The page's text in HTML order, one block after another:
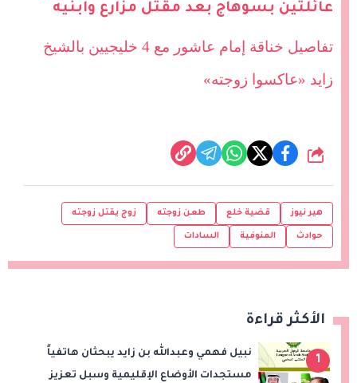
عائلتين بسوهاج بعد مقتل مزارع وابنيه
تفاصيل خناقة إمام عاشور مع 4 خليجيين بالشيخ
زايد «عاكسوا زوجته»
شارك
هير نيوز قضية خلع طعن زوجته زوج يقتل زوجته
حوادث المنوفية السادات
الأكثر قراءة
1
نبيل فهمي وعبدالله بن زايد يبحثان هاتفياً
مستجدات الأوضاع الإقليمية وسبل تعزيز